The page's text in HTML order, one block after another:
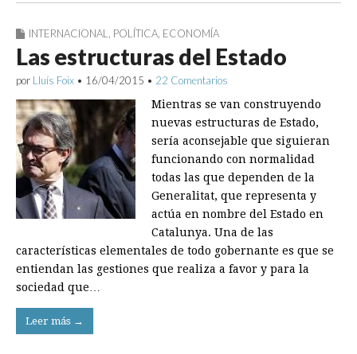
INTERNACIONAL POLÍTICA ECONOMÍA
Las estructuras del Estado
por Lluís Foix • 16/04/2015 • 22 Comentarios
Mientras se van construyendo
nuevas estructuras de Estado,
sería aconsejable que siguieran
funcionando con normalidad
todas las que dependen de la
Generalitat, que representa y
actúa en nombre del Estado en
Catalunya. Una de las
características elementales de todo gobernante es que se
entiendan las gestiones que realiza a favor y para la
sociedad que…
Leer más →